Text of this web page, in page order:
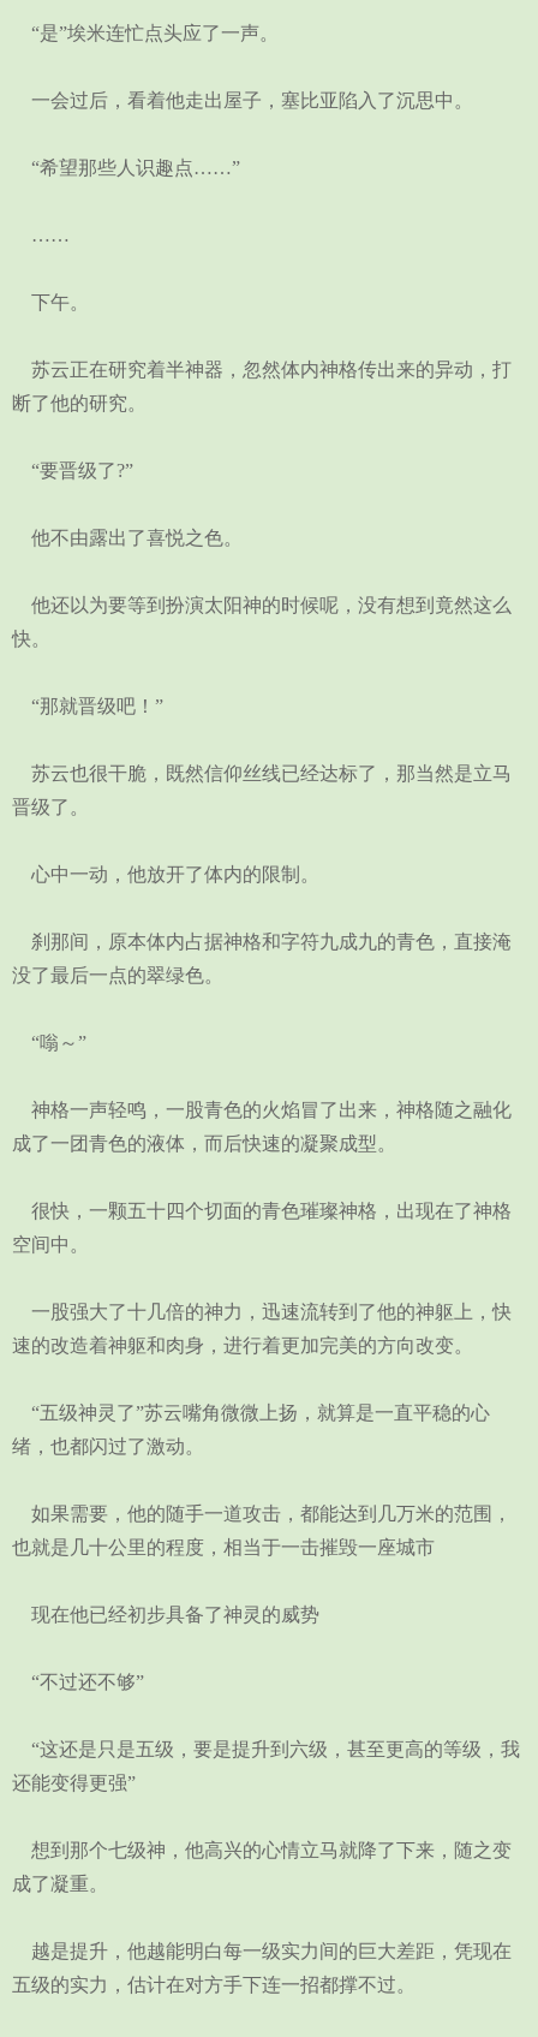
“是”埃米连忙点头应了一声。
一会过后，看着他走出屋子，塞比亚陷入了沉思中。
“希望那些人识趣点……”
……
下午。
苏云正在研究着半神器，忽然体内神格传出来的异动，打
断了他的研究。
“要晋级了?”
他不由露出了喜悦之色。
他还以为要等到扮演太阳神的时候呢，没有想到竟然这么
快。
“那就晋级吧！”
苏云也很干脆，既然信仰丝线已经达标了，那当然是立马
晋级了。
心中一动，他放开了体内的限制。
刹那间，原本体内占据神格和字符九成九的青色，直接淹
没了最后一点的翠绿色。
“嗡～”
神格一声轻鸣，一股青色的火焰冒了出来，神格随之融化
成了一团青色的液体，而后快速的凝聚成型。
很快，一颗五十四个切面的青色璀璨神格，出现在了神格
空间中。
一股强大了十几倍的神力，迅速流转到了他的神躯上，快
速的改造着神躯和肉身，进行着更加完美的方向改变。
“五级神灵了”苏云嘴角微微上扬，就算是一直平稳的心
绪，也都闪过了激动。
如果需要，他的随手一道攻击，都能达到几万米的范围，
也就是几十公里的程度，相当于一击摧毁一座城市
现在他已经初步具备了神灵的威势
“不过还不够”
“这还是只是五级，要是提升到六级，甚至更高的等级，我
还能变得更强”
想到那个七级神，他高兴的心情立马就降了下来，随之变
成了凝重。
越是提升，他越能明白每一级实力间的巨大差距，凭现在
五级的实力，估计在对方手下连一招都撑不过。